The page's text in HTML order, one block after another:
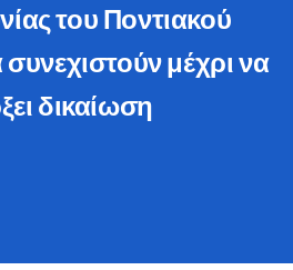
του Ποντιακού
μέχρι να
δικαίωση